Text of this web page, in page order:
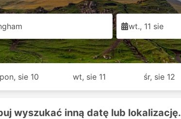
wt., 11 sie
pon, sie 10 wt, sie 11 śr, sie 12
wyszukać inną datę lub lokalizację.